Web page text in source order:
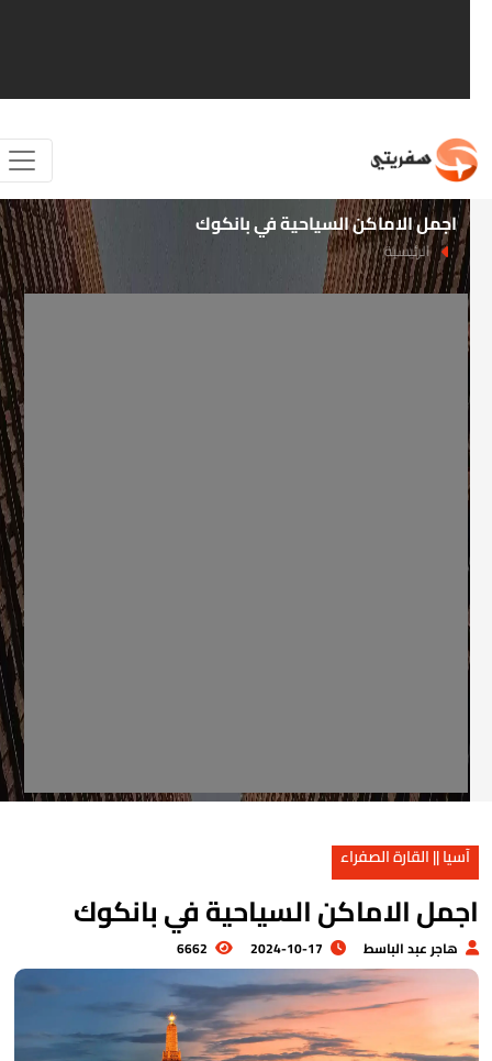
اجمل الاماكن السياحية في بانكوك
الرئيسية
آسيا || القارة الصفراء
الاماكن السياحية في بانكوك
هاجر عبد الباسط 2024-10-17
6662